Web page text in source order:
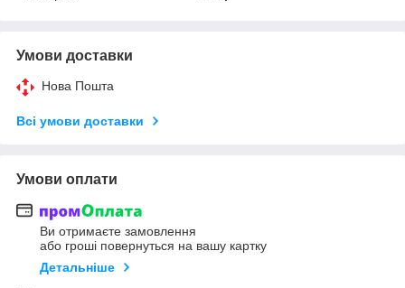
Умови доставки
Нова Пошта
Всі умови доставки
Умови оплати
Ви отримаєте замовлення
або гроші повернуться на вашу картку
Детальніше